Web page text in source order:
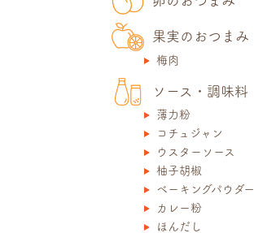
果実のおつまみ
梅肉
ソース・調味料
薄力粉
コチュジャン
ウスターソース
柚子胡椒
ベーキングパウダー
カレー粉
ほんだし